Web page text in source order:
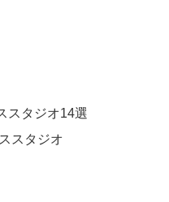
スタジオ14選
スタジオ